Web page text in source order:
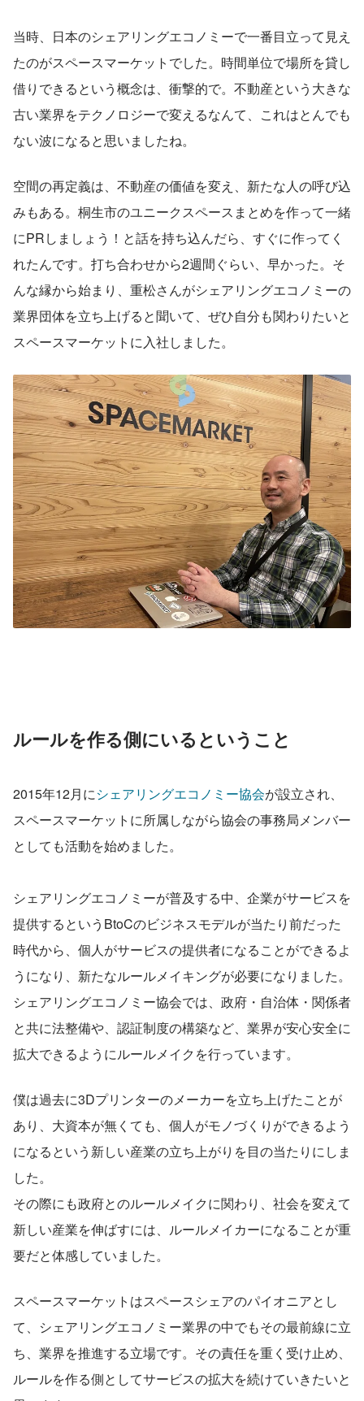
当時、日本のシェアリングエコノミーで一番目立って見え
たのがスペースマーケットでした。時間単位で場所を貸し
借りできるという概念は、衝撃的で。不動産という大きな
古い業界をテクノロジーで変えるなんて、これはとんでも
ない波になると思いましたね。
空間の再定義は、不動産の価値を変え、新たな人の呼び込
みもある。桐生市のユニークスペースまとめを作って一緒
にPRしましょう！と話を持ち込んだら、すぐに作ってく
れたんです。打ち合わせから2週間ぐらい、早かった。そ
んな縁から始まり、重松さんがシェアリングエコノミーの
業界団体を立ち上げると聞いて、ぜひ自分も関わりたいと
スペースマーケットに入社しました。
ルールを作る側にいるということ
2015年12月にシェアリングエコノミー協会が設立され、
スペースマーケットに所属しながら協会の事務局メンバー
としても活動を始めました。
シェアリングエコノミーが普及する中、企業がサービスを
提供するというBtoCのビジネスモデルが当たり前だった
時代から、個人がサービスの提供者になることができるよ
うになり、新たなルールメイキングが必要になりました。
シェアリングエコノミー協会では、政府・自治体・関係者
と共に法整備や、認証制度の構築など、業界が安心安全に
拡大できるようにルールメイクを行っています。
僕は過去に3Dプリンターのメーカーを立ち上げたことが
あり、大資本が無くても、個人がモノづくりができるよう
になるという新しい産業の立ち上がりを目の当たりにしま
した。
その際にも政府とのルールメイクに関わり、社会を変えて
新しい産業を伸ばすには、ルールメイカーになることが重
要だと体感していました。
スペースマーケットはスペースシェアのパイオニアとし
て、シェアリングエコノミー業界の中でもその最前線に立
ち、業界を推進する立場です。その責任を重く受け止め、
ルールを作る側としてサービスの拡大を続けていきたいと